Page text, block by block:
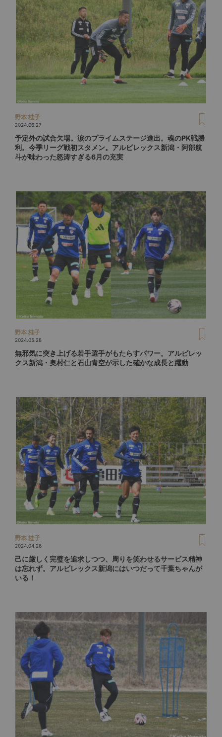
野本 桂子
2024.06.27
予定外の試合欠場。涙のプライムステージ進出。魂のPK戦勝
利。今季リーグ戦初スタメン。アルビレックス新潟・阿部航
斗が味わった怒涛すぎる6月の充実
野本 桂子
2024.05.28
無邪気に突き上げる若手選手がもたらすパワー。アルビレッ
クス新潟・奥村仁と石山青空が示した確かな成長と躍動
野本 桂子
2024.04.26
己に厳しく完璧を追求しつつ、周りを笑わせるサービス精神
は忘れず。アルビレックス新潟にはいつだって千葉ちゃんが
いる！